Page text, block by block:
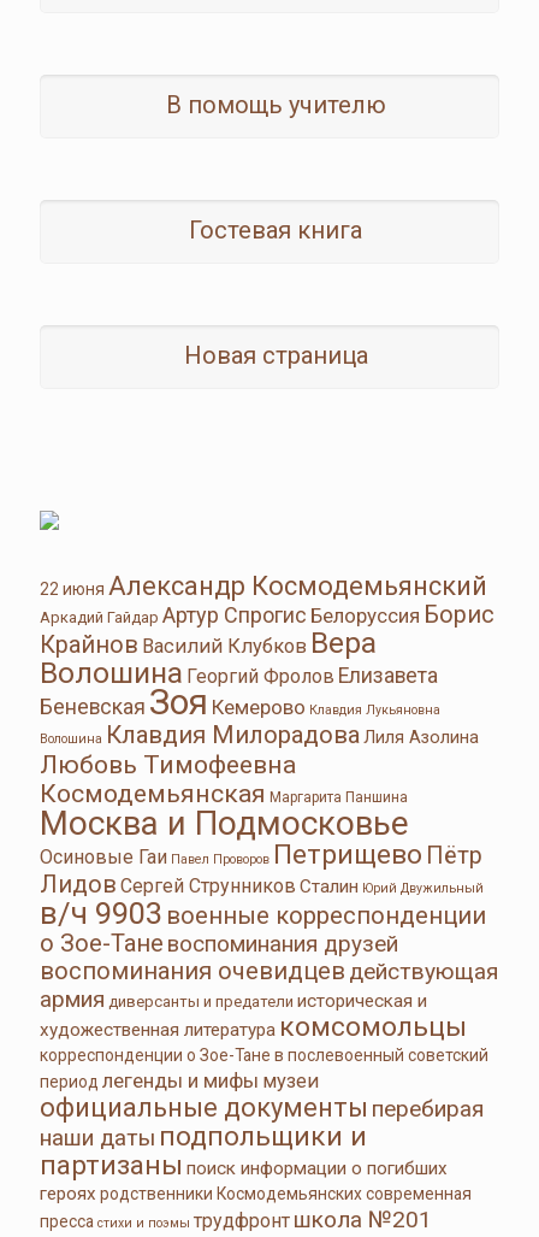
В помощь учителю
Гостевая книга
Новая страница
22 июня Александр Космодемьянский
Аркадий Гайдар Артур Спрогис Белоруссия Борис
Крайнов Василий Клубков Вера
Волошина Георгий Фролов Елизавета
Беневская Зоя Кемерово Клавдия Лукьяновна
Волошина Клавдия Милорадова Лиля Азолина
Любовь Тимофеевна
Космодемьянская Маргарита Паншина
Москва и Подмосковье
Осиновые Гаи Павел Проворов Петрищево Пётр
Лидов Сергей Струнников Сталин Юрий Двужильный
в/ч 9903 военные корреспонденции
о Зое-Тане воспоминания друзей
воспоминания очевидцев действующая
армия диверсанты и предатели историческая и
художественная литература комсомольцы
корреспонденции о Зое-Тане в послевоенный советский
период легенды и мифы музеи
официальные документы перебирая
наши даты подпольщики и
партизаны поиск информации о погибших
героях родственники Космодемьянскихсовременная
пресса стихи и поэмы трудфронт школа №201